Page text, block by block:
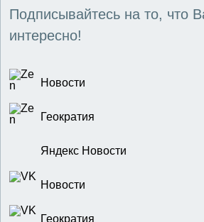
Подписывайтесь на то, что
интересно!
Новости
Геократия
Яндекс Новости
Новости
Геократия